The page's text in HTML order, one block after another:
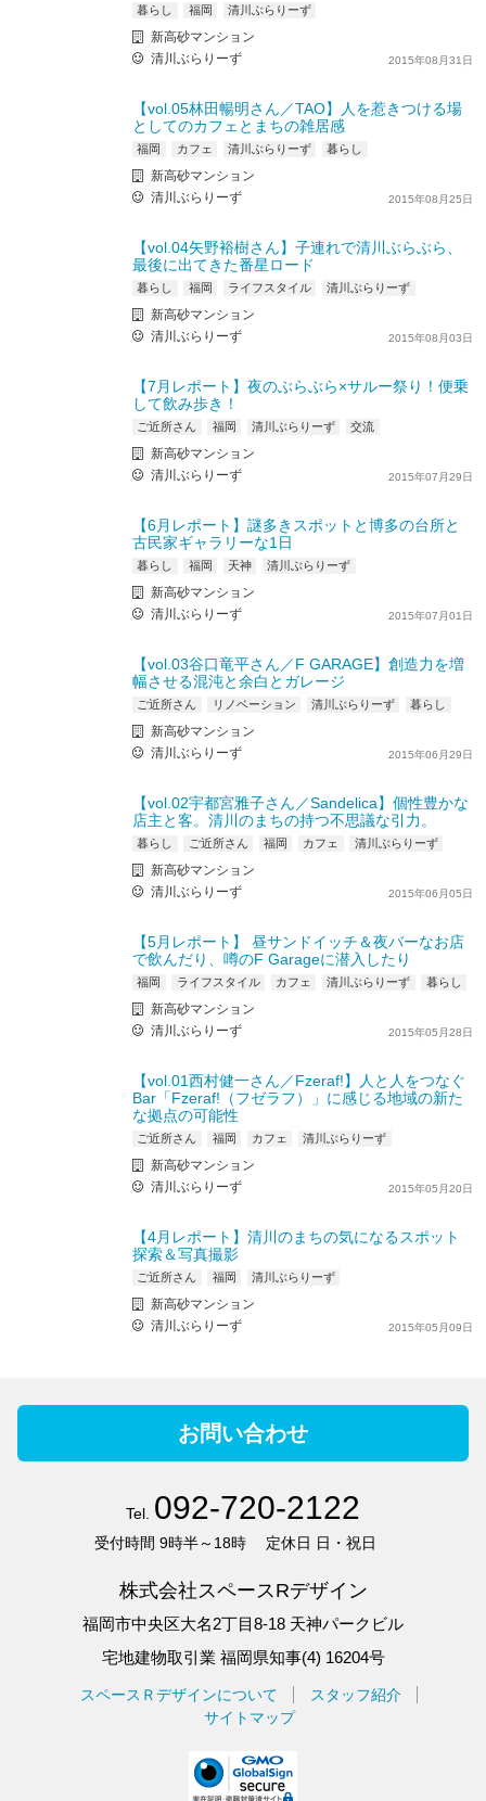
暮らし 福岡 清川ぶらりーず
新高砂マンション
清川ぶらりーず
2015年08月31日
【vol.05林田暢明さん／TAO】人を惹きつける場
としてのカフェとまちの雑居感
福岡 カフェ 清川ぶらりーず 暮らし
新高砂マンション
清川ぶらりーず
2015年08月25日
【vol.04矢野裕樹さん】子連れで清川ぶらぶら、
最後に出てきた番星ロード
暮らし 福岡 ライフスタイル 清川ぶらりーず
新高砂マンション
清川ぶらりーず
2015年08月03日
【7月レポート】夜のぶらぶら×サルー祭り！便乗
して飲み歩き！
ご近所さん 福岡 清川ぶらりーず 交流
新高砂マンション
清川ぶらりーず
2015年07月29日
【6月レポート】謎多きスポットと博多の台所と
古民家ギャラリーな1日
暮らし 福岡 天神 清川ぶらりーず
新高砂マンション
清川ぶらりーず
2015年07月01日
【vol.03谷口竜平さん／F GARAGE】創造力を増
幅させる混沌と余白とガレージ
ご近所さん リノベーション 清川ぶらりーず 暮らし
新高砂マンション
清川ぶらりーず
2015年06月29日
【vol.02宇都宮雅子さん／Sandelica】個性豊かな
店主と客。清川のまちの持つ不思議な引力。
暮らし ご近所さん 福岡 カフェ 清川ぶらりーず
新高砂マンション
清川ぶらりーず
2015年06月05日
【5月レポート】 昼サンドイッチ＆夜バーなお店
で飲んだり、噂のF Garageに潜入したり
福岡 ライフスタイル カフェ 清川ぶらりーず 暮らし
新高砂マンション
清川ぶらりーず
2015年05月28日
【vol.01西村健一さん／Fzeraf!】人と人をつなぐ
Bar「Fzeraf!（フゼラフ）」に感じる地域の新た
な拠点の可能性
ご近所さん 福岡 カフェ 清川ぶらりーず
新高砂マンション
清川ぶらりーず
2015年05月20日
【4月レポート】清川のまちの気になるスポット
探索＆写真撮影
ご近所さん 福岡 清川ぶらりーず
新高砂マンション
清川ぶらりーず
2015年05月09日
お問い合わせ
Tel. 092-720-2122
受付時間 9時半～18時 定休日 日・祝日
株式会社スペースRデザイン
福岡市中央区大名2丁目8-18 天神パークビル
宅地建物取引業 福岡県知事(4) 16204号
スペースＲデザインについて
スタッフ紹介
サイトマップ